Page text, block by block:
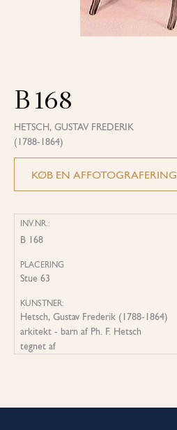
B 168
HETSCH, GUSTAV FREDERIK
(1788-1864)
KØB EN AFFOTOGRAFERING
INV.NR.:
B 168
PLACERING
Stue 63
KUNSTNER:
Hetsch, Gustav Frederik (1788-1864)
arkitekt - barn af Ph. F. Hetsch
tegnet af